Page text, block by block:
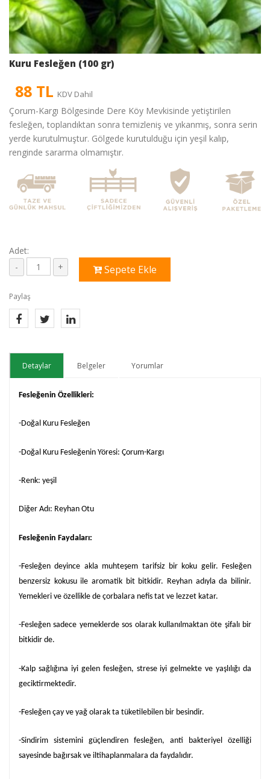
Kuru Fesleğen (100 gr)
88 TL KDV Dahil
Çorum-Kargı Bölgesinde Dere Köy Mevkisinde yetiştirilen
fesleğen, toplandıktan sonra temizleniş ve yıkanmış, sonra serin
yerde kurutulmuştur. Gölgede kurutulduğu için yeşil kalıp,
renginde sararma olmamıştır.
Adet:
Sepete Ekle
Paylaş
Detaylar Belgeler Yorumlar
Fesleğenin Özellikleri:
-Doğal Kuru Fesleğen
-Doğal Kuru Fesleğenin Yöresi: Çorum-Kargı
-Renk: yeşil
Diğer Adı: Reyhan Otu
Fesleğenin Faydaları:
-Fesleğen deyince akla muhteşem tarifsiz bir koku gelir. Fesleğen
benzersiz kokusu ile aromatik bit bitkidir. Reyhan adıyla da bilinir.
Yemekleri ve özellikle de çorbalara nefis tat ve lezzet katar.
-Fesleğen sadece yemeklerde sos olarak kullanılmaktan öte şifalı bir
bitkidir de.
-Kalp sağlığına iyi gelen fesleğen, strese iyi gelmekte ve yaşlılığı da
geciktirmektedir.
-Fesleğen çay ve yağ olarak ta tüketilebilen bir besindir.
-Sindirim sistemini güçlendiren fesleğen, anti bakteriyel özelliği
sayesinde bağırsak ve iltihaplanmalara da faydalıdır.